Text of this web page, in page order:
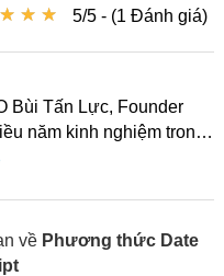
★ ★ ★
★ ★ ★ 5/5 - (1 Đánh giá)
Bùi Tấn Lực, Founder
năm kinh nghiệm trong
website, SEO và chia sẻ
về Phương thức Date